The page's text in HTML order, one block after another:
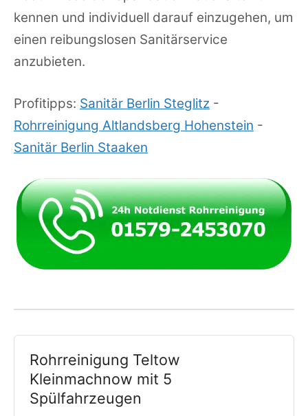
kennen und individuell darauf einzugehen, um
einen reibungslosen Sanitärservice
anzubieten.
Profitipps: Sanitär Berlin Steglitz -
Rohrreinigung Altlandsberg Hohenstein -
Sanitär Berlin Staaken
Rohrreinigung Teltow
Kleinmachnow mit 5
Spülfahrzeugen